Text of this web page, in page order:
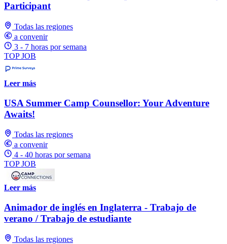
Participant
Todas las regiones
a convenir
3 - 7 horas por semana
TOP JOB
Leer más
USA Summer Camp Counsellor: Your Adventure
Awaits!
Todas las regiones
a convenir
4 - 40 horas por semana
TOP JOB
Leer más
Animador de inglés en Inglaterra - Trabajo de
verano / Trabajo de estudiante
Todas las regiones